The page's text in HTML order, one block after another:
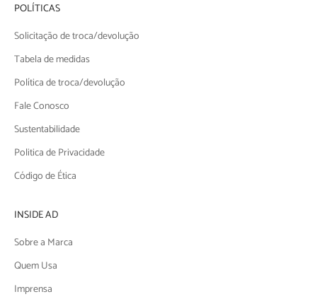
POLÍTICAS
Solicitação de troca/devolução
Tabela de medidas
Política de troca/devolução
Fale Conosco
Sustentabilidade
Politica de Privacidade
Código de Ética
INSIDE AD
Sobre a Marca
Quem Usa
Imprensa